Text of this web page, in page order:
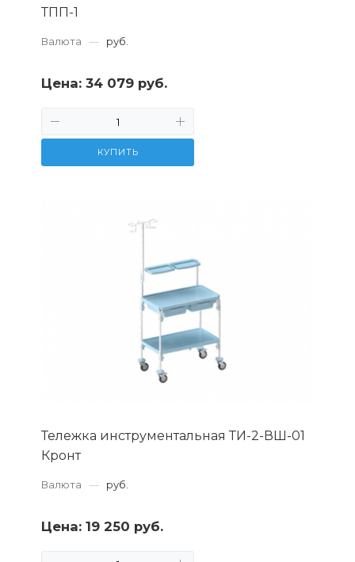
ТПП-1
Валюта — руб.
Цена: 34 079 руб.
КУПИТЬ
Тележка инструментальная ТИ-2-ВШ-01
Кронт
Валюта — руб.
Цена: 19 250 руб.